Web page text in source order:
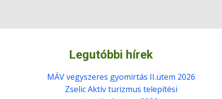
Legutóbbi hírek
MÁV vegyszeres gyomirtás II.ütem 2026
Zselic Aktív turizmus telepítési